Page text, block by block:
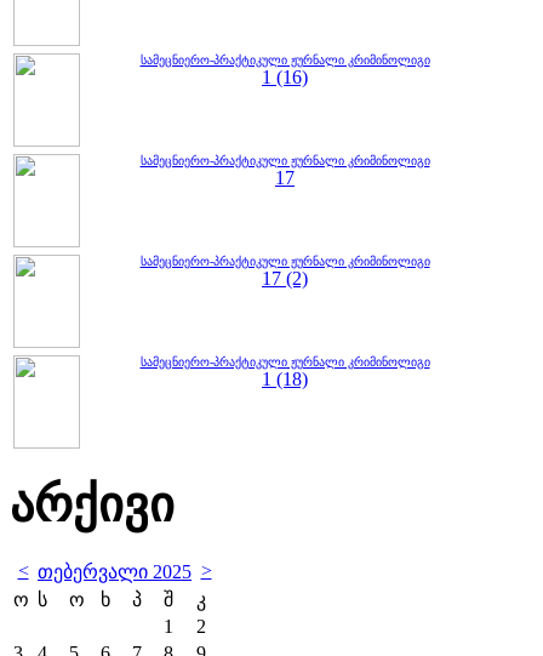
სამეცნიერო-პრაქტიკული ჟურნალი კრიმინოლიგი
1 (16)
სამეცნიერო-პრაქტიკული ჟურნალი კრიმინოლიგი
17
სამეცნიერო-პრაქტიკული ჟურნალი კრიმინოლიგი
17 (2)
სამეცნიერო-პრაქტიკული ჟურნალი კრიმინოლიგი
1 (18)
არქივი
< თებერვალი 2025 >
ო ს ო ხ პ შ
კ
1
2